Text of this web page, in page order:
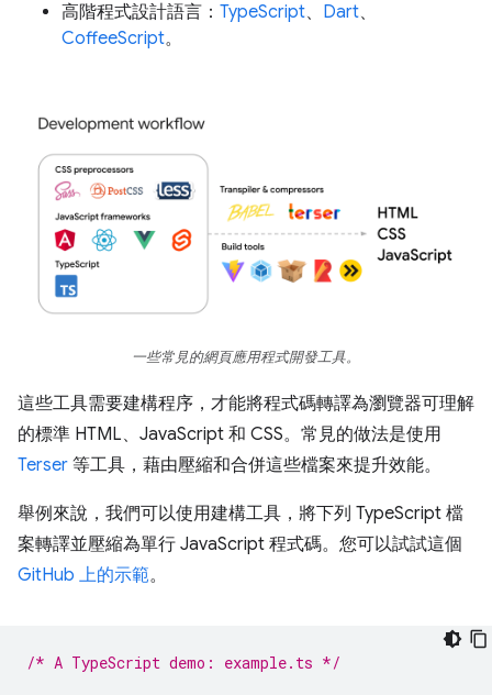
高階程式設計語言： TypeScript、 Dart、
CoffeeScript。
一些常見的網頁應用程式開發工具。
這些工具需要建構程序，才能將程式碼轉譯為瀏覽器可理解
的標準 HTML、JavaScript 和 CSS。常見的做法是使用
Terser 等工具，藉由壓縮和合併這些檔案來提升效能。
舉例來說，我們可以使用建構工具，將下列 TypeScript 檔
案轉譯並壓縮為單行 JavaScript 程式碼。您可以試試這個
GitHub 上的示範。
/* A TypeScript demo: example.ts */